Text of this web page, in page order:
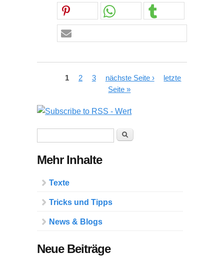
Seiten
1 2 3 nächste Seite ›
letzte
Seite »
Suche
Mehr Inhalte
Texte
Tricks und Tipps
News & Blogs
Neue Beiträge